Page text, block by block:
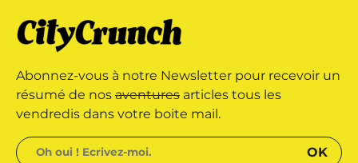
• Magazine édité par
Abonnez-vous à notre Newsletter pour recevoir un
résumé de nos aventures articles tous les
vendredis dans votre boite mail.